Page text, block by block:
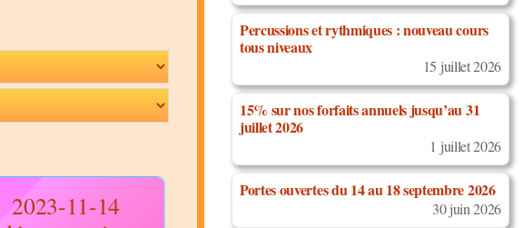
2023-11-14
2023-11-17 soirée
2023/09/
Percussions et rythmiques : nouveau cours
tous niveaux
15 juillet 2026
15% sur nos forfaits annuels jusqu’au 31
juillet 2026
1 juillet 2026
Portes ouvertes du 14 au 18 septembre 2026
30 juin 2026